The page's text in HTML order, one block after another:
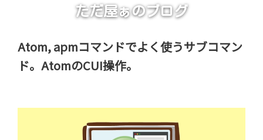
ただ屋ぁのブログ
Atom, apmコマンドでよく使うサブコマン
ド。AtomのCUI操作。